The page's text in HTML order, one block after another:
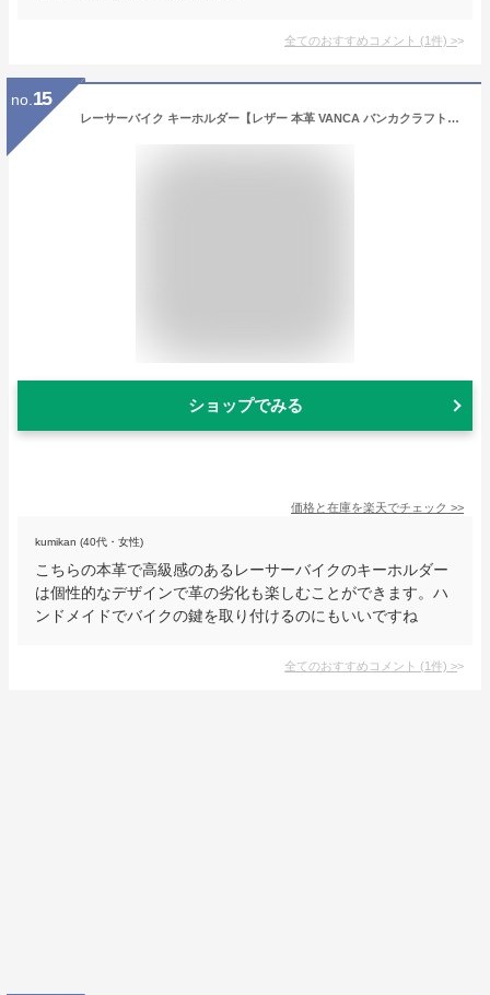
全てのおすすめコメント (1件) >
no. 15
レーサーバイク キーホルダー【レザー 本革 VANCA バンカクラフト革物語 国産 ハンドメイド 贈り物 即納】
ショップでみる
価格と在庫を楽天でチェック >>
kumikan (40代・女性)
こちらの本革で高級感のあるレーサーバイクのキーホルダー
は個性的なデザインで革の劣化も楽しむことができます。ハ
ンドメイドでバイクの鍵を取り付けるのにもいいですね
全てのおすすめコメント (1件) >